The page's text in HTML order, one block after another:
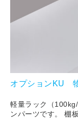
オプションKU
軽量ラック（
ンパーツです。 棚